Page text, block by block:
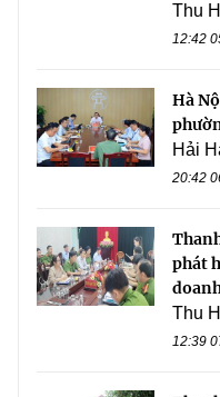
Thu
12:42
Hà
Hải
20:42
phát
Thu
12:39